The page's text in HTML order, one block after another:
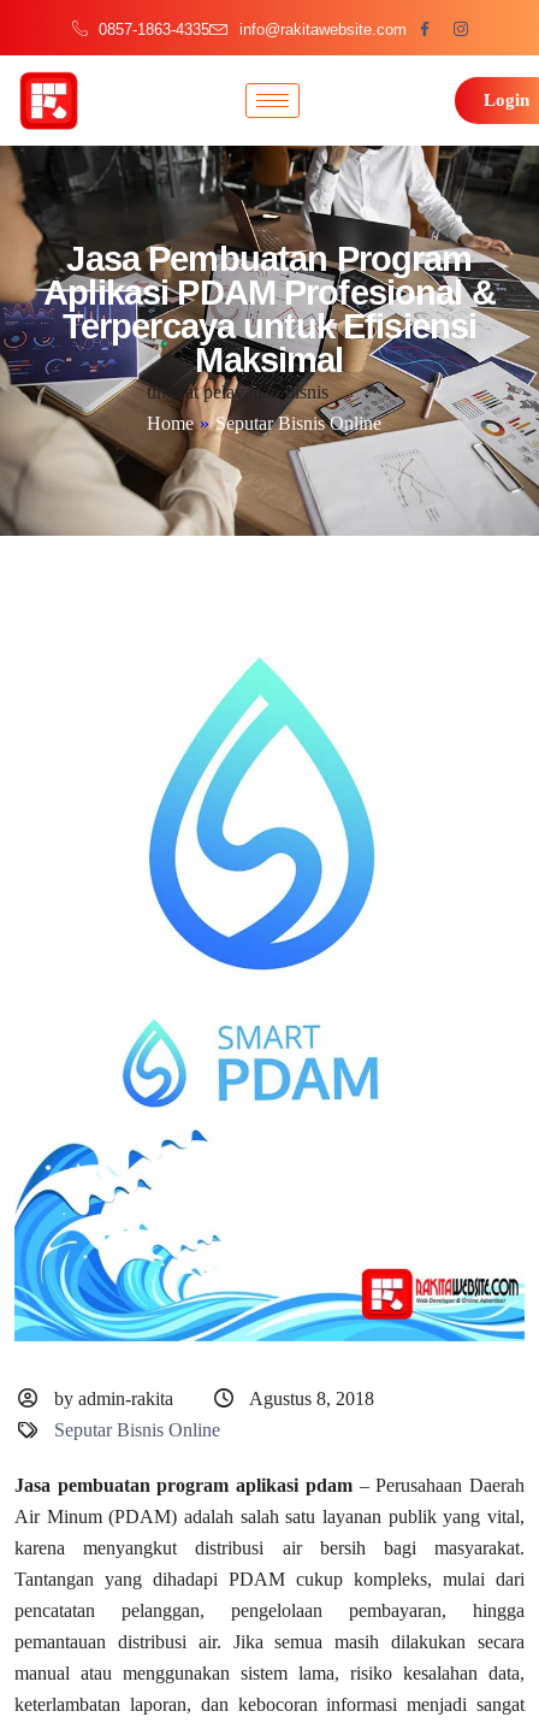
0857-1863-4335 info@rakitawebsite.com
Login
Jasa Pembuatan Program
Aplikasi PDAM Profesional &
Terpercaya untuk Efisiensi
Maksimal
tingkat pelayanan bisnis
Home » Seputar Bisnis Online
by admin-rakita
Agustus 8, 2018
Seputar Bisnis Online
Jasa pembuatan program aplikasi pdam– Perusahaan Daerah
Air Minum (PDAM) adalah salah satu layanan publik yang vital,
karena menyangkut distribusi air bersih bagi masyarakat.
Tantangan yang dihadapi PDAM cukup kompleks, mulai dari
pencatatan pelanggan, pengelolaan pembayaran, hingga
pemantauan distribusi air. Jika semua masih dilakukan secara
manual atau menggunakan sistem lama, risiko kesalahan data,
keterlambatan laporan, dan kebocoran informasi menjadi sangat